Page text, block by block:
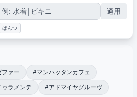
適用
ぱんつ
ァー
#マンハッタンカフェ
ラメンテ #アドマイヤグルーヴ